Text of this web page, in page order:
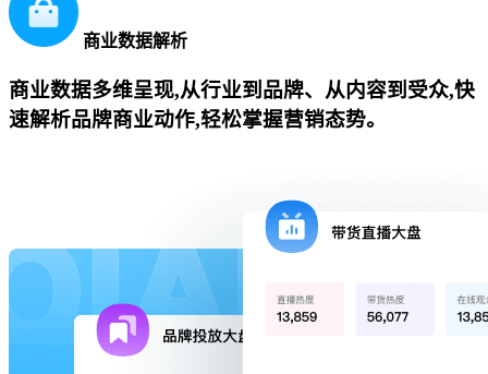
商业数据解析
商业数据多维呈现,从行业到品牌、从内容到受众,快
速解析品牌商业动作,轻松掌握营销态势。